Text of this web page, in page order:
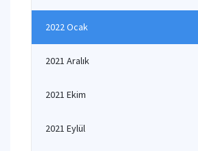
2022 Ocak
2021 Aralık
2021 Ekim
2021 Eylül